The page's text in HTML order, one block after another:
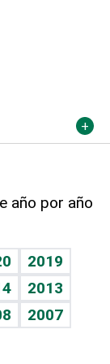
año por año
2019
2013
2007